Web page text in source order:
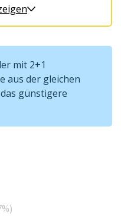
mit 2+1
aus der gleichen
günstigere